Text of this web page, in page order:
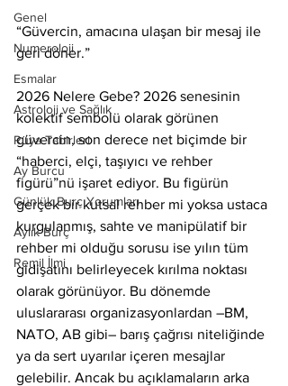
Genel
Numeroloji
Esmalar
Astroloji ve Sağlık
Rüya Tabirleri
Ay Burcu
Günlük Burç Yorumları
Aylık Burç
Remil İlmi
“Güvercin, amacına ulaşan bir mesaj ile
geri döner.”
2026 Nelere Gebe? 2026 senesinin
kolektif sembolü olarak görünen
güvercin, son derece net biçimde bir
“haberci, elçi, taşıyıcı ve rehber
figürü”nü işaret ediyor. Bu figürün
gerçek bir kutsal rehber mi yoksa ustaca
kurgulanmış, sahte ve manipülatif bir
rehber mi olduğu sorusu ise yılın tüm
gidişatını belirleyecek kırılma noktası
olarak görünüyor. Bu dönemde
uluslararası organizasyonlardan –BM,
NATO, AB gibi– barış çağrısı niteliğinde
ya da sert uyarılar içeren mesajlar
gelebilir. Ancak bu açıklamaların arka